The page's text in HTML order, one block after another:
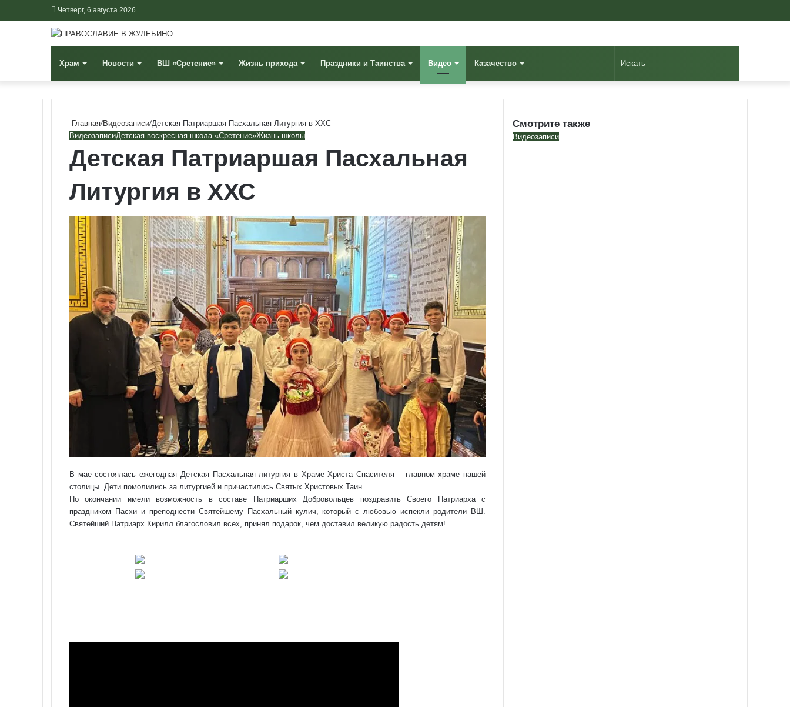
Четверг, 6 августа 2026
Храм Новости ВШ «Сретение» Жизнь прихода Праздники и Таинства Видео Казачество
Главная/Видеозаписи/Детская Патриаршая Пасхальная Литургия в ХХС
ВидеозаписиДетская воскресная школа «Сретение»Жизнь школы
Детская Патриаршая Пасхальная
Литургия в ХХС
В мае состоялась ежегодная Детская Пасхальная литургия в Храме Христа Спасителя – главном храме нашей
столицы. Дети помолились за литургией и причастились Святых Христовых Таин.
По окончании имели возможность в составе Патриарших Добровольцев поздравить Своего Патриарха с
праздником Пасхи и преподнести Святейшему Пасхальный кулич, который с любовью испекли родители ВШ.
Святейший Патриарх Кирилл благословил всех, принял подарок, чем доставил великую радость детям!
Смотрите также
Close
Видеозаписи